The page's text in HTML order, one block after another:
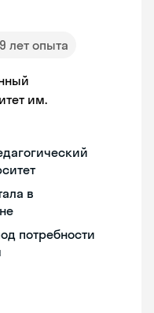
лет опыта
им.
в
потребности